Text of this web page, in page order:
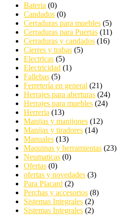
Bateria (0)
Candados (0)
Cerraduras para muebles (5)
Cerraduras para Puertas (11)
Cerraduras y candados (16)
Cierres y trabas (5)
Electricas (5)
Electricidad (1)
Fallebas (5)
Ferretería en general (21)
Herrajes para aberturas (24)
Herrajes para muebles (24)
Herreria (13)
Manijas y manijones (12)
Manijas y tiradores (14)
Manuales (13)
Maquinas y herramientas (23)
Neumaticas (0)
Ofertas (0)
ofertas y novedades (3)
Para Placard (2)
Perchas y accesorios (8)
Sistemas Integrales (2)
Sistemas Integrales (2)